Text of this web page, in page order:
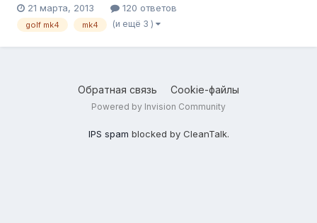
макферсон, сзади балка - аморт и пружина отдельно.
Строится будем на базе винтов TA-technix. Ездовое
21 марта, 2013 120 ответов
golf mk4 mk4 (и ещё 3 )
Обратная связь Cookie-файлы
Powered by Invision Community
IPS spam blocked by CleanTalk.